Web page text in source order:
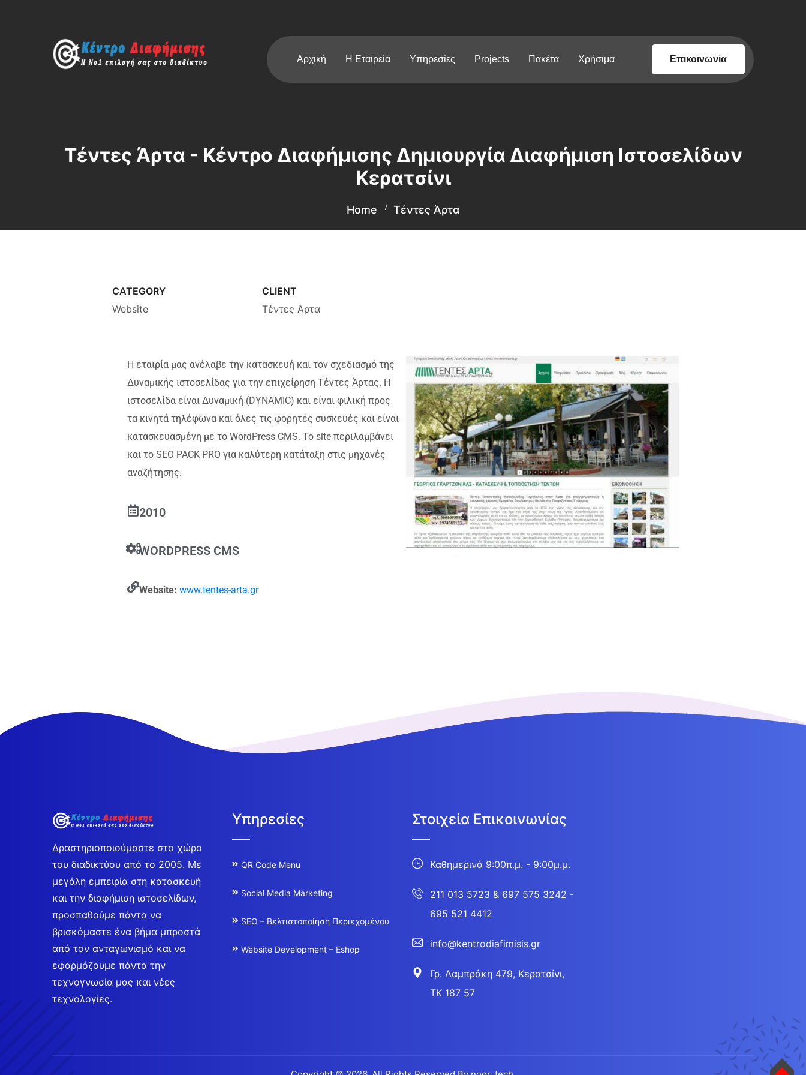
Αρχική Η Εταιρεία Υπηρεσίες Projects Πακέτα Χρήσιμα Επικοινωνία
Τέντες Άρτα - Κέντρο Διαφήμισης Δημιουργία Διαφήμιση Ιστοσελίδων
Κερατσίνι
Home Τέντες Άρτα
CATEGORY
Website
CLIENT
Τέντες Άρτα
Η εταιρία μας ανέλαβε την κατασκευή και τον σχεδιασμό της
Δυναμικής ιστοσελίδας για την επιχείρηση Τέντες Άρτας. Η
ιστοσελίδα είναι Δυναμική (DYNAMIC) και είναι φιλική προς
τα κινητά τηλέφωνα και όλες τις φορητές συσκευές και είναι
κατασκευασμένη με το WordPress CMS. Το site περιλαμβάνει
και το SEO PACK PRO για καλύτερη κατάταξη στις μηχανές
αναζήτησης.
2010
WORDPRESS CMS
Website: www.tentes-arta.gr
Δραστηριοποιούμαστε στο χώρο
του διαδικτύου από το 2005. Με
μεγάλη εμπειρία στη κατασκευή
και την διαφήμιση ιστοσελίδων,
προσπαθούμε πάντα να
βρισκόμαστε ένα βήμα μπροστά
από τον ανταγωνισμό και να
εφαρμόζουμε πάντα την
τεχνογνωσία μας και νέες
τεχνολογίες.
Υπηρεσίες
QR Code Menu
Social Media Marketing
SEO – Βελτιστοποίηση Περιεχομένου
Website Development – Eshop
Στοιχεία Επικοινωνίας
Καθημερινά 9:00π.μ. - 9:00μ.μ.
211 013 5723 & 697 575 3242 -
695 521 4412
info@kentrodiafimisis.gr
Γρ. Λαμπράκη 479, Κερατσίνι,
ΤΚ 187 57